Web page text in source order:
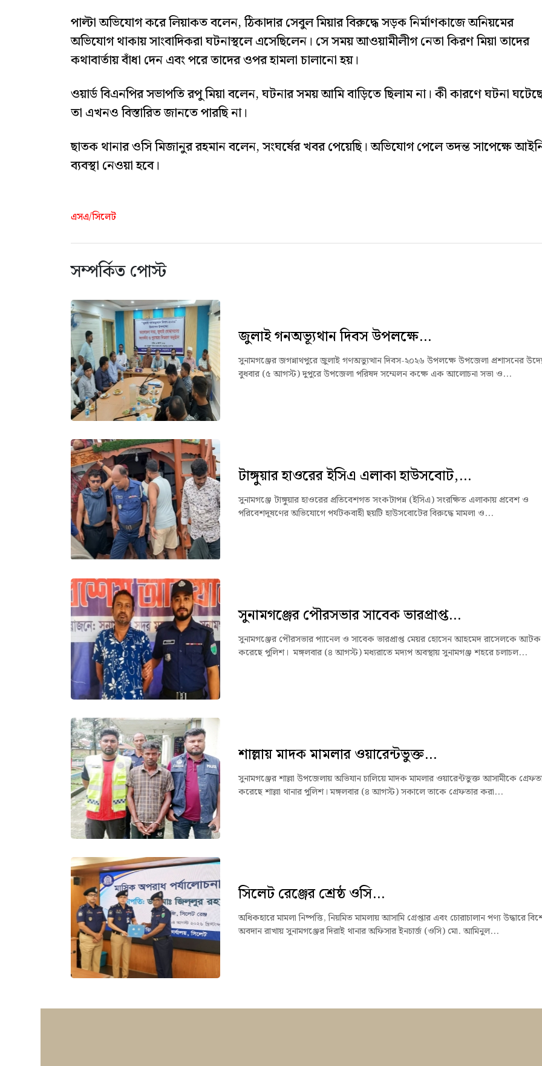
পাল্টা অভিযোগ করে লিয়াকত বলেন, ঠিকাদার সেবুল মিয়ার বিরুদ্ধে সড়ক নির্মাণকাজে অনিয়মের
অভিযোগ থাকায় সাংবাদিকরা ঘটনাস্থলে এসেছিলেন। সে সময় আওয়ামীলীগ নেতা কিরণ মিয়া তাদের
কথাবার্তায় বাঁধা দেন এবং পরে তাদের ওপর হামলা চালানো হয়।
ওয়ার্ড বিএনপির সভাপতি রপু মিয়া বলেন, ঘটনার সময় আমি বাড়িতে ছিলাম না। কী কারণে ঘটনা
তা এখনও বিস্তারিত জানতে পারছি না।
ছাতক থানার ওসি মিজানুর রহমান বলেন, সংঘর্ষের খবর পেয়েছি। অভিযোগ পেলে তদন্ত সাপেক্ষে
ব্যবস্থা নেওয়া হবে।
এসএ/সিলেট
সম্পর্কিত পোস্ট
জুলাই গনঅভ্যূথান দিবস উপলক্ষে...
সুনামগঞ্জের জগন্নাথপুরে জুলাই গণঅভ্যুত্থান দিবস-২০২৬ উপলক্ষে উপজেলা প্রশাসনের
বুধবার (৫ আগস্ট) দুপুরে উপজেলা পরিষদ সম্মেলন কক্ষে এক আলোচনা সভা ও...
টাঙ্গুয়ার হাওরের ইসিএ এলাকা হাউসবোট,...
সুনামগঞ্জে টাঙ্গুয়ার হাওরের প্রতিবেশগত সংকটাপন্ন (ইসিএ) সংরক্ষিত এলাকায় প্রবেশ ও
পরিবেশদূষণের অভিযোগে পর্যটকবাহী ছয়টি হাউসবোটের বিরুদ্ধে মামলা ও...
সুনামগঞ্জের পৌরসভার সাবেক ভারপ্রাপ্ত...
সুনামগঞ্জের পৌরসভার প্যানেল ও সাবেক ভারপ্রাপ্ত মেয়র হোসেন আহমেদ রাসেলকে আটক
করেছে পুলিশ। মঙ্গলবার (৪ আগস্ট) মধ্যরাতে মদ্যপ অবস্থায় সুনামগঞ্জ শহরে চলাচল...
শাল্লায় মাদক মামলার ওয়ারেন্টভুক্ত...
সুনামগঞ্জের শাল্লা উপজেলায় অভিযান চালিয়ে মাদক মামলার ওয়ারেন্টভুক্ত আসামীকে
করেছে শাল্লা থানার পুলিশ। মঙ্গলবার (৪ আগস্ট) সকালে তাকে গ্রেফতার করা...
সিলেট রেঞ্জের শ্রেষ্ঠ ওসি...
অধিকহারে মামলা নিষ্পত্তি, নিয়মিত মামলায় আসামি গ্রেপ্তার এবং চোরাচালান পণ্য উদ্ধারে
অবদান রাখায় সুনামগঞ্জের দিরাই থানার অফিসার ইনচার্জ (ওসি) মো. আমিনুল...